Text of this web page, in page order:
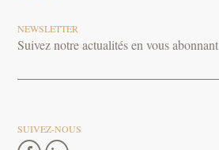
NEWSLETTER
Suivez notre actualités en vous abonnant
SUIVEZ-NOUS